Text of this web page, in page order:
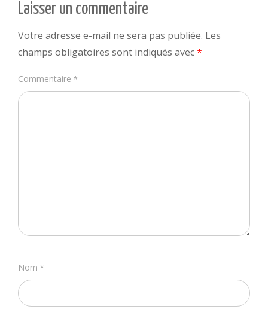
Laisser un commentaire
Votre adresse e-mail ne sera pas publiée. Les
champs obligatoires sont indiqués avec*
Commentaire *
Nom *